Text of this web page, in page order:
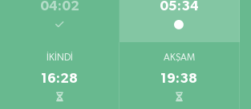
04:02 05:34
İKINDI
16:28
AKŞAM
19:38